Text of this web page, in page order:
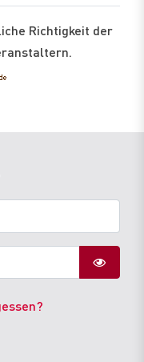
Richtigkeit der